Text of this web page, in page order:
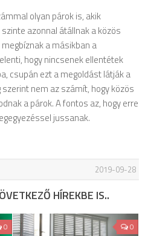
olyan párok is, akik
azonnal átállnak a közös
a másikban a
hogy nincsenek ellentétek
csupán ezt a megoldást látják a
nem az számít, hogy közös
a párok. A fontos az, hogy erre
jussanak.
2019-09-28
HÍREKBE IS..
0 0